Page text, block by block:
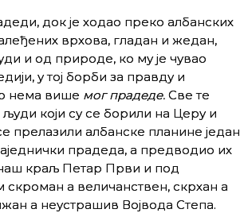
док је ходао преко албанских
врхова, гладан и жедан,
и од природе, ко му је чувао
у тој борби за правду и
нема више мог прадеде. Све те
који су се борили на Церу и
прелазили албанске планине један
прадеда, а предводио их
наш краљ Петар Први и под
скроман а величанствен, скрхан а
а неустрашив Војвода Степа.